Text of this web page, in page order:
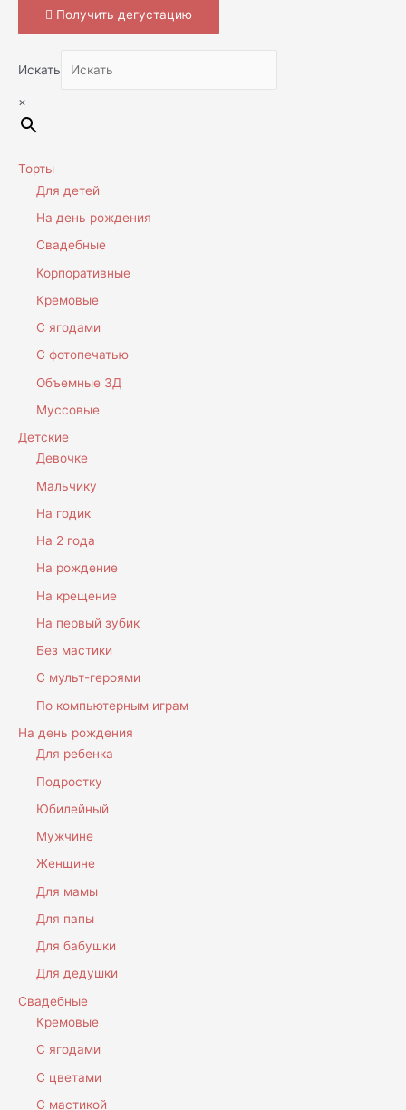
Получить дегустацию
Искать
×
Торты
Для детей
На день рождения
Свадебные
Корпоративные
Кремовые
С ягодами
С фотопечатью
Объемные 3Д
Муссовые
Детские
Девочке
Мальчику
На годик
На 2 года
На рождение
На крещение
На первый зубик
Без мастики
С мульт-героями
По компьютерным играм
На день рождения
Для ребенка
Подростку
Юбилейный
Мужчине
Женщине
Для мамы
Для папы
Для бабушки
Для дедушки
Свадебные
Кремовые
С ягодами
С цветами
С мастикой